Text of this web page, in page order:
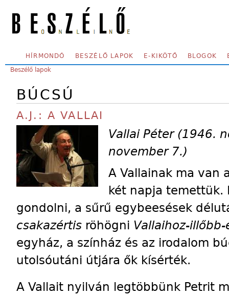
SECONDARY MENU
HÍRMONDÓ BESZÉLŐ LAPOK E-KIKÖTŐ BLOGOK
YOU ARE HERE:
Beszélő lapok
BÚCSÚ
A.J.: A VALLAI
Vallai Péter (1946.
november 7.)
A Vallainak ma van
két napja temettük.
gondolni, a sűrű egybeesések
csakazértis röhögni Vallaihoz-illőbb-
egyház, a színház és az irodalom
utolsóutáni útjára ők kísérték.
A Vallait nyilván legtöbbünk Petrit